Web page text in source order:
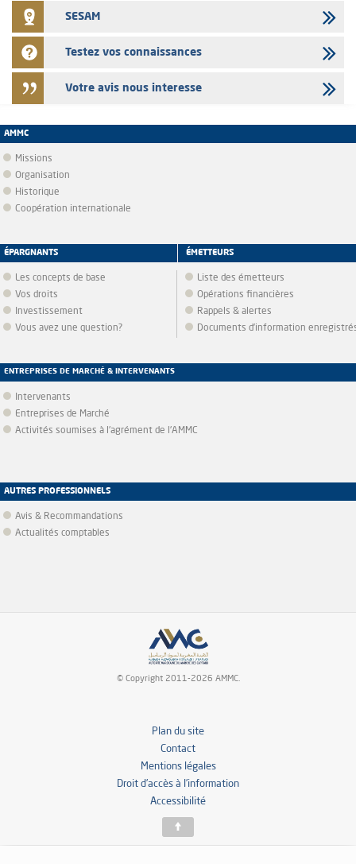
SESAM
Testez vos connaissances
Votre avis nous interesse
AMMC
Missions
Organisation
Historique
Coopération internationale
ÉPARGNANTS
Les concepts de base
Vos droits
Investissement
Vous avez une question?
ÉMETTEURS
Liste des émetteurs
Opérations financières
Rappels & alertes
Documents d’information
ENTREPRISES DE MARCHÉ & INTERVENANTS
Intervenants
Entreprises de Marché
Activités soumises à l'agrément de l'AMMC
AUTRES PROFESSIONNELS
Avis & Recommandations
Actualités comptables
© Copyright 2011-2026 AMMC.
Plan du site
Contact
Mentions légales
Droit d’accès à l’information
Accessibilité